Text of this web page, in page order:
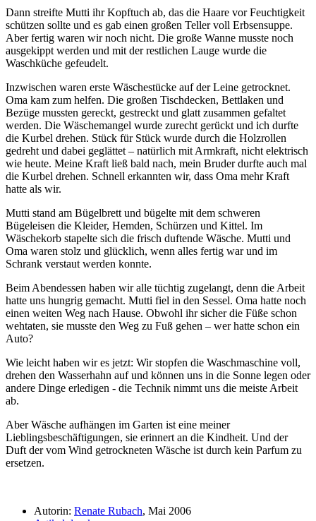
Dann streifte Mutti ihr Kopftuch ab, das die Haare vor Feuchtigkeit
schützen sollte und es gab einen großen Teller voll Erbsensuppe.
Aber fertig waren wir noch nicht. Die große Wanne musste noch
ausgekippt werden und mit der restlichen Lauge wurde die
Waschküche gefeudelt.
Inzwischen waren erste Wäschestücke auf der Leine getrocknet.
Oma kam zum helfen. Die großen Tischdecken, Bettlaken und
Bezüge mussten gereckt, gestreckt und glatt zusammen gefaltet
werden. Die Wäschemangel wurde zurecht gerückt und ich durfte
die Kurbel drehen. Stück für Stück wurde durch die Holzrollen
gedreht und dabei geglättet – natürlich mit Armkraft, nicht elektrisch
wie heute. Meine Kraft ließ bald nach, mein Bruder durfte auch mal
die Kurbel drehen. Schnell erkannten wir, dass Oma mehr Kraft
hatte als wir.
Mutti stand am Bügelbrett und bügelte mit dem schweren
Bügeleisen die Kleider, Hemden, Schürzen und Kittel. Im
Wäschekorb stapelte sich die frisch duftende Wäsche. Mutti und
Oma waren stolz und glücklich, wenn alles fertig war und im
Schrank verstaut werden konnte.
Beim Abendessen haben wir alle tüchtig zugelangt, denn die Arbeit
hatte uns hungrig gemacht. Mutti fiel in den Sessel. Oma hatte noch
einen weiten Weg nach Hause. Obwohl ihr sicher die Füße schon
wehtaten, sie musste den Weg zu Fuß gehen – wer hatte schon ein
Auto?
Wie leicht haben wir es jetzt: Wir stopfen die Waschmaschine voll,
drehen den Wasserhahn auf und können uns in die Sonne legen oder
andere Dinge erledigen - die Technik nimmt uns die meiste Arbeit
ab.
Aber Wäsche aufhängen im Garten ist eine meiner
Lieblingsbeschäftigungen, sie erinnert an die Kindheit. Und der
Duft der vom Wind getrockneten Wäsche ist durch kein Parfum zu
ersetzen.
Autorin: Renate Rubach, Mai 2006